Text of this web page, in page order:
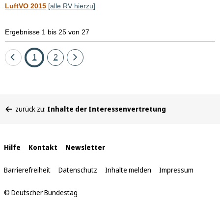
LuftVO 2015 [alle RV hierzu]
Ergebnisse 1 bis 25 von 27
EineSeite
1 Seite
2
Eine
befinden
zurück zu: Inhalte der Interessenvertretung
Interne
Links
Hilfe Kontakt Newsletter
Barrierefreiheit Datenschutz Inhalte melden Impressum
© Deutscher Bundestag